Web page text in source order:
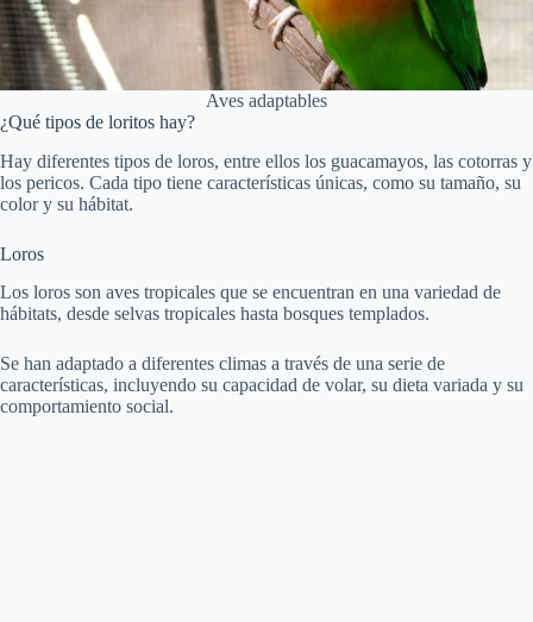
Aves adaptables
¿Qué tipos de loritos hay?
Hay diferentes tipos de loros, entre ellos los guacamayos, las cotorras y
los pericos. Cada tipo tiene características únicas, como su tamaño, su
color y su hábitat.
Loros
Los loros son aves tropicales que se encuentran en una variedad de
hábitats, desde selvas tropicales hasta bosques templados.
Se han adaptado a diferentes climas a través de una serie de
características, incluyendo su capacidad de volar, su dieta variada y su
comportamiento social.